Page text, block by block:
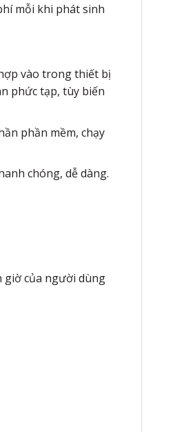
mỗi khi phát sinh
vào trong thiết bị
phức tạp, tùy biến
phần mềm, chạy
chóng, dễ dàng.
giờ của người dùng